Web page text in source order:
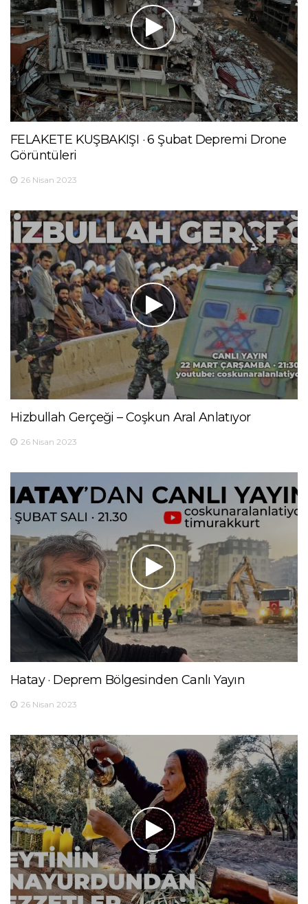
FELAKETE KUŞBAKIŞI · 6 Şubat Depremi Drone
Görüntüleri
26 Nisan 2023
Hizbullah Gerçeği – Coşkun Aral Anlatıyor
26 Nisan 2023
Hatay · Deprem Bölgesinden Canlı Yayın
26 Nisan 2023